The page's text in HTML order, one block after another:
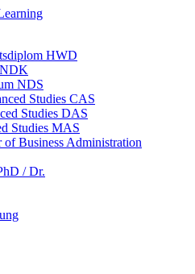
HWD
NDS
Studies CAS
Studies DAS
Studies MAS
of Business Administration
/ Dr.